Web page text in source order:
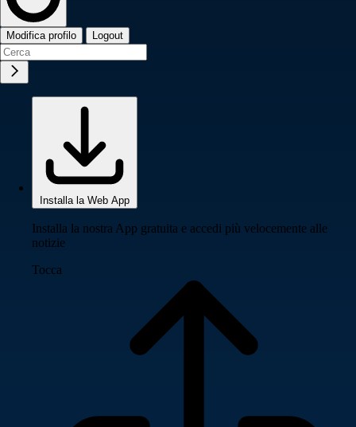
Modifica profilo Logout
Installa la Web App
Installa la nostra App gratuita e accedi più velocemente alle
notizie
Tocca